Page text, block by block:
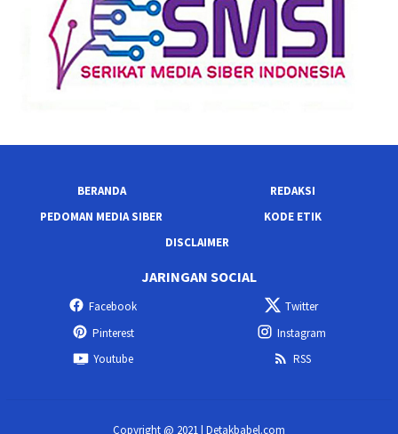
BERANDA
REDAKSI
PEDOMAN MEDIA SIBER
KODE ETIK
DISCLAIMER
JARINGAN SOCIAL
Facebook
Twitter
Pinterest
Instagram
Youtube
RSS
Copyright @ 2021 | Detakbabel.com